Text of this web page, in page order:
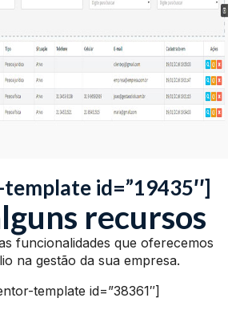
id=”19435″]
recursos
funcionalidades que oferecemos
na gestão da sua empresa.
template id=”38361″]